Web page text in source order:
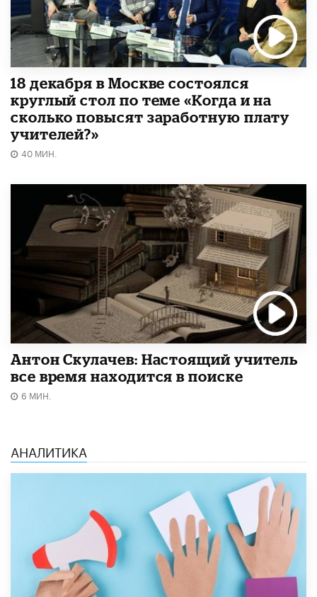
18 декабря в Москве состоялся
круглый стол по теме «Когда и на
сколько повысят заработную плату
учителей?»
40 МИН.
Антон Скулачев: Настоящий учитель
все время находится в поиске
6 МИН.
АНАЛИТИКА